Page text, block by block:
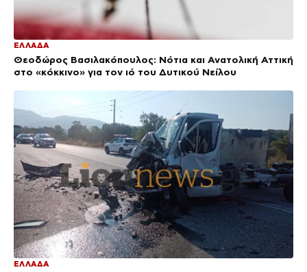
ΕΛΛΑΔΑ
Θεοδώρος Βασιλακόπουλος: Νότια και Ανατολική Αττική
στο «κόκκινο» για τον ιό του Δυτικού Νείλου
ΕΛΛΑΔΑ